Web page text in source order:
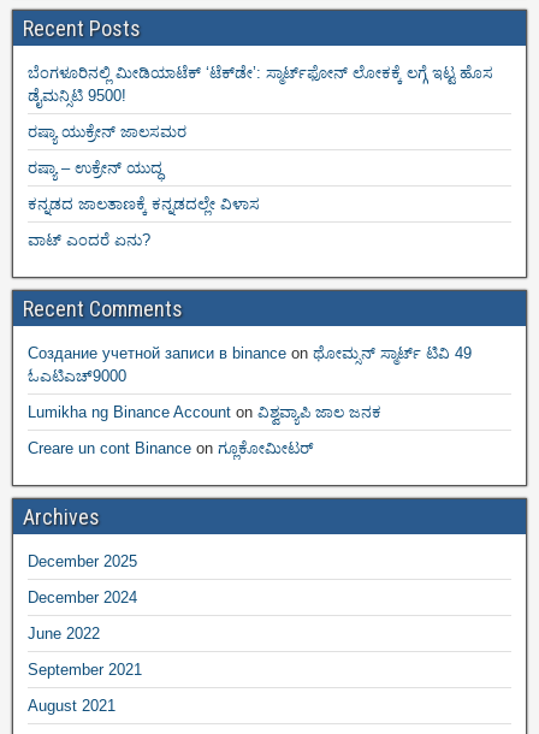
Recent Posts
ಬೆಂಗಳೂರಿನಲ್ಲಿ ಮೀಡಿಯಾಟೆಕ್‌ ‘ಟೆಕ್‌ಡೇ’: ಸ್ಮಾರ್ಟ್‌ಫೋನ್ ಲೋಕಕ್ಕೆ ಲಗ್ಗೆ ಇಟ್ಟ ಹೊಸ
ಡೈಮನ್ಸಿಟಿ 9500!
ರಷ್ಯಾ ಯುಕ್ರೇನ್ ಜಾಲಸಮರ
ರಷ್ಯಾ – ಉಕ್ರೇನ್ ಯುದ್ಧ
ಕನ್ನಡದ ಜಾಲತಾಣಕ್ಕೆ ಕನ್ನಡದಲ್ಲೇ ವಿಳಾಸ
ವಾಟ್ ಎಂದರೆ ಏನು?
Recent Comments
Создание учетной записи в binance on ಥೋಮ್ಸನ್ ಸ್ಮಾರ್ಟ್‌ ಟಿವಿ 49
ಓಎಟಿಎಚ್9000
Lumikha ng Binance Account on ವಿಶ್ವವ್ಯಾಪಿ ಜಾಲ ಜನಕ
Creare un cont Binance on ಗ್ಲೂಕೋಮೀಟರ್
Archives
December 2025
December 2024
June 2022
September 2021
August 2021